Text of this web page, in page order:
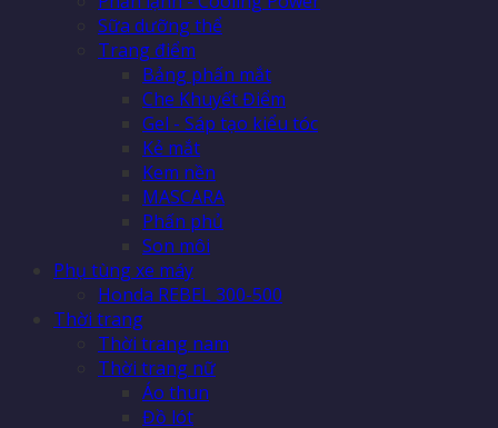
Sữa dưỡng thể
Trang điểm
Bảng phấn mắt
Che Khuyết Điểm
Gel - Sáp tạo kiểu tóc
Kẻ mắt
Kem nền
MASCARA
Phấn phủ
Son môi
Phụ tùng xe máy
Honda REBEL 300-500
Thời trang
Thời trang nam
Thời trang nữ
Áo thun
Đồ lót